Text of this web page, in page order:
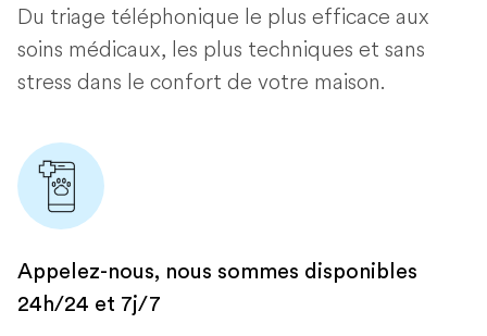
Du triage téléphonique le plus efficace aux
soins médicaux, les plus techniques et sans
stress dans le confort de votre maison.
Appelez-nous, nous sommes disponibles
24h/24 et 7j/7